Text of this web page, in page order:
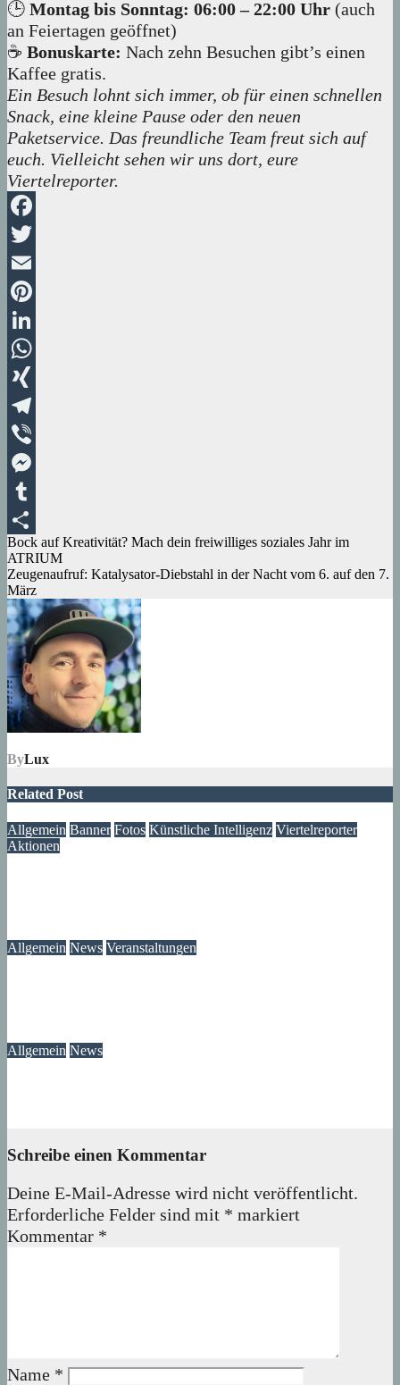
🕒 Montag bis Sonntag: 06:00 – 22:00 Uhr (auch
an Feiertagen geöffnet)
☕ Bonuskarte: Nach zehn Besuchen gibt’s einen
Kaffee gratis.
Ein Besuch lohnt sich immer, ob für einen schnellen
Snack, eine kleine Pause oder den neuen
Paketservice. Das freundliche Team freut sich auf
euch. Vielleicht sehen wir uns dort, eure
Viertelreporter.
Facebook
Twitter
Email
Pinterest
LinkedIn
WhatsApp
XING
Telegram
Viber
Messenger
Tumblr
Teilen
Beitragsnavigation
Bock auf Kreativität? Mach dein freiwilliges soziales Jahr im
ATRIUM
Zeugenaufruf: Katalysator-Diebstahl in der Nacht vom 6. auf den 7.
März
ByLux
Related Post
Allgemein Banner Fotos Künstliche Intelligenz Viertelreporter
Aktionen
Allgemein News Veranstaltungen
Allgemein News
Schreibe einen Kommentar
Deine E-Mail-Adresse wird nicht veröffentlicht.
Erforderliche Felder sind mit * markiert
Kommentar *
Name *